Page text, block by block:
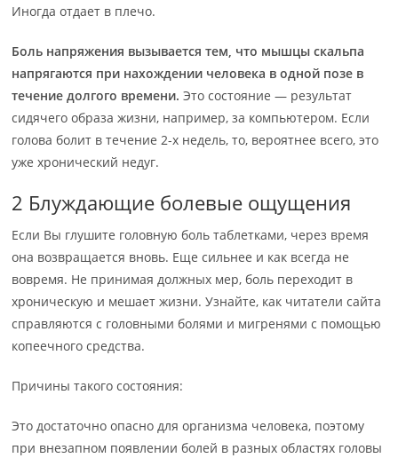
Иногда отдает в плечо.
Боль напряжения вызывается тем, что мышцы скальпа
напрягаются при нахождении человека в одной позе в
течение долгого времени. Это состояние — результат
сидячего образа жизни, например, за компьютером. Если
голова болит в течение 2-х недель, то, вероятнее всего, это
уже хронический недуг.
2 Блуждающие болевые ощущения
Если Вы глушите головную боль таблетками, через время
она возвращается вновь. Еще сильнее и как всегда не
вовремя. Не принимая должных мер, боль переходит в
хроническую и мешает жизни. Узнайте, как читатели сайта
справляются с головными болями и мигренями с помощью
копеечного средства.
Причины такого состояния:
Это достаточно опасно для организма человека, поэтому
при внезапном появлении болей в разных областях головы